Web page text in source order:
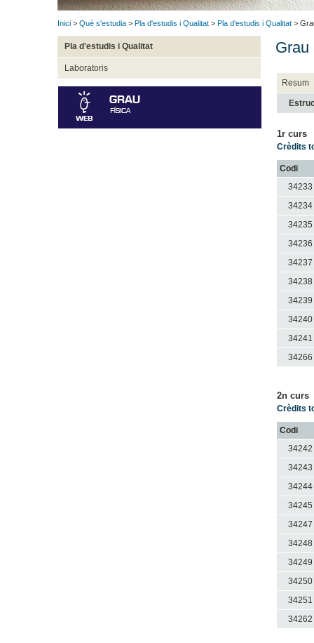
Inici > Què s'estudia > Pla d'estudis i Qualitat > Pla d'estudis i Qualitat >
Pla d'estudis i Qualitat
Laboratoris
Grau
Resum
1r curs
Crèdits
Codi
34233
34234
34235
34236
34237
34238
34239
34240
34241
34266
2n curs
Crèdits
Codi
34242
34243
34244
34245
34247
34248
34249
34250
34251
34262